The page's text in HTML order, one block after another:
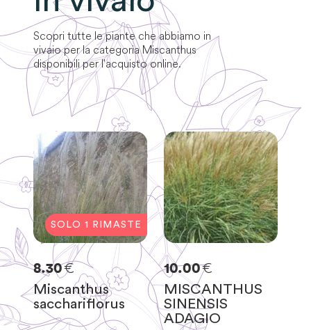
Scopri tutte le piante che abbiamo in
vivaio per la categoria Miscanthus
disponibili per l'acquisto online.
SOLO1 RIMASTE
8.30€
Miscanthus
sacchariflorus
10.00€
MISCANTHUS
SINENSIS
ADAGIO